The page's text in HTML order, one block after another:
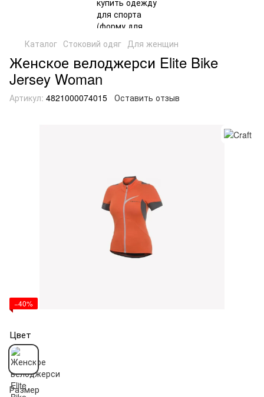
Каталог Стоковий одяг Для женщин
Женское велоджерси Elite Bike
Jersey Woman
Артикул: 4821000074015 Оставить отзыв
−40%
Цвет
Размер